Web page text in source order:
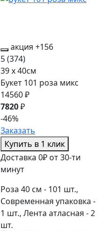
акция +156
5(374)
39 x 40см
Букет 101 роза микс
14560 ₽
7820₽
-46%
Заказать
Купить в 1 клик
Доставка 0₽ от 30-ти
минут
Роза 40 см - 101 шт.,
Современная упаковка -
1 шт., Лента атласная - 2
шт.